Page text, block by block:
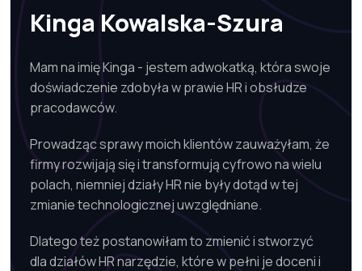
Kinga Kowalska-Szura
Mam na imię Kinga - jestem adwokatką, która swoje
doświadczenie zdobyła w prawie HR i obsłudze
pracodawców.
Prowadząc sprawy moich klientów zauważyłam, że
firmy rozwijają się i transformują cyfrowo na wielu
polach, niemniej działy HR nie były dotąd w tej
zmianie technologicznej uwzględniane.
Dlatego też postanowiłam to zmienić i stworzyć
dla działów HR narzędzie, które w pełni je doceni i